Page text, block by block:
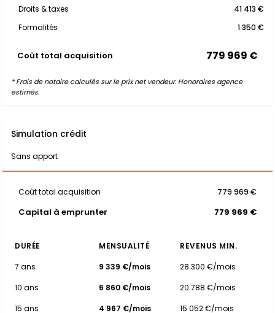
Droits & taxes
41 413 €
Formalités
1 350 €
Coût total acquisition 779 969 €
* Frais de notaire calculés sur le prix net vendeur. Honoraires agence
estimés.
Simulation crédit
Sans apport
Coût total acquisition 779 969 €
Capital à emprunter 779 969 €
DURÉE MENSUALITÉ
REVENUS MIN.
7 ans
9 339 €/mois
28 300 €/mois
10 ans
6 860 €/mois
20 788 €/mois
15 ans
4 967 €/mois 15 052 €/mois